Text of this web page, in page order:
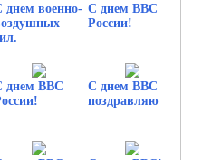
днем военно- С днем ВВС
России!
днем ВВС
С днем ВВС
поздравляю